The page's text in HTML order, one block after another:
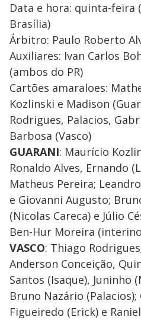
Data e hora: quinta-feira
Brasília)
Árbitro: Paulo Roberto
Auxiliares: Ivan Carlos
(ambos do PR)
Cartões amaraloes:
Kozlinski e Madison
Rodrigues, Palacios,
Barbosa (Vasco)
GUARANI: Maurício
Ronaldo Alves, Ernando
Matheus Pereira;
e Giovanni Augusto;
(Nicolas Careca) e Júlio
Ben-Hur Moreira
VASCO: Thiago
Anderson Conceição,
Santos (Isaque), Juninho
Bruno Nazário (Palacios);
Figueiredo (Erick) e